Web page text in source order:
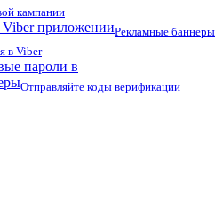
кампании
Viber приложенииРекламные баннеры
в Viber
пароли в
Отправляйте коды верификации